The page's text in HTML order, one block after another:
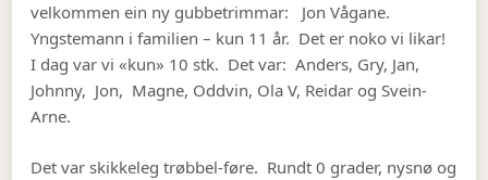
velkommen ein ny gubbetrimmar: Jon Vågane.
Yngstemann i familien – kun 11 år. Det er noko vi likar!
I dag var vi «kun» 10 stk. Det var: Anders, Gry, Jan,
Johnny, Jon, Magne, Oddvin, Ola V, Reidar og Svein-
Arne.
Det var skikkeleg trøbbel-føre. Rundt 0 grader, nysnø og